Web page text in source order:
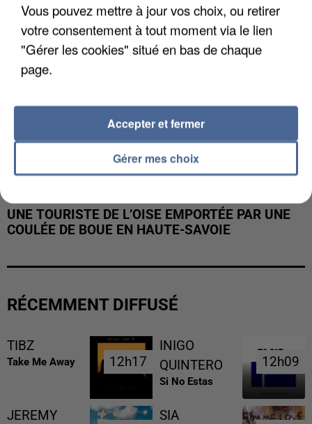
UNE TOURISTE DE L’OISE EMPORTÉE PAR UNE
COULÉE DE BOUE EN HAUTE-SAVOIE
RÉCEMMENT DIFFUSÉ
TIBZ
Take Me Away 12h17
12h17
INIGO
QUINTERO
Si No Estas
12h09
12h09
JEREMY
SIA
Vous pouvez mettre à jour vos choix, ou retirer
votre consentement à tout moment via le lien
"Gérer les cookies" situé en bas de chaque
page.
Gérer mes choix
Accepter et fermer